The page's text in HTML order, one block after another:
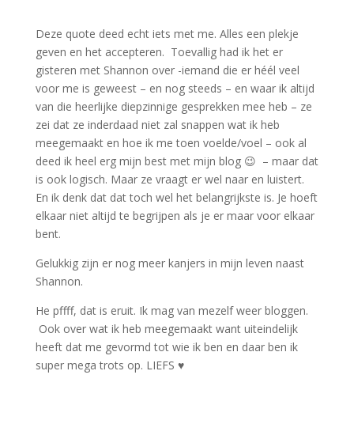
Deze quote deed echt iets met me. Alles een plekje
geven en het accepteren. Toevallig had ik het er
gisteren met Shannon over -iemand die er héél veel
voor me is geweest – en nog steeds – en waar ik altijd
van die heerlijke diepzinnige gesprekken mee heb – ze
zei dat ze inderdaad niet zal snappen wat ik heb
meegemaakt en hoe ik me toen voelde/voel – ook al
deed ik heel erg mijn best met mijn blog 😉 – maar dat
is ook logisch. Maar ze vraagt er wel naar en luistert.
En ik denk dat dat toch wel het belangrijkste is. Je hoeft
elkaar niet altijd te begrijpen als je er maar voor elkaar
bent.
Gelukkig zijn er nog meer kanjers in mijn leven naast
Shannon.
He pffff, dat is eruit. Ik mag van mezelf weer bloggen.
Ook over wat ik heb meegemaakt want uiteindelijk
heeft dat me gevormd tot wie ik ben en daar ben ik
super mega trots op. LIEFS ♥